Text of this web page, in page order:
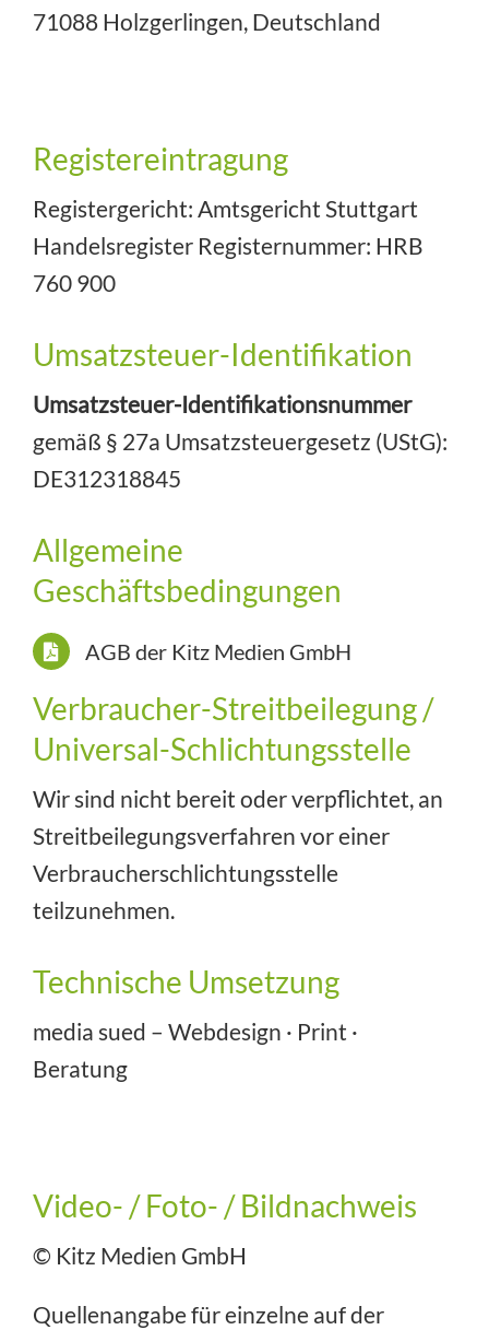
71088 Holzgerlingen, Deutschland
Registereintragung
Registergericht: Amtsgericht Stuttgart
Handelsregister Registernummer: HRB
760 900
Umsatzsteuer-Identifikation
Umsatzsteuer-Identifikationsnummer
gemäß § 27a Umsatzsteuergesetz (UStG):
DE312318845
Allgemeine
Geschäftsbedingungen
AGB der Kitz Medien GmbH
Verbraucher-Streitbeilegung /
Universal-Schlichtungsstelle
Wir sind nicht bereit oder verpflichtet, an
Streitbeilegungsverfahren vor einer
Verbraucherschlichtungsstelle
teilzunehmen.
Technische Umsetzung
media sued – Webdesign · Print ·
Beratung
Video- / Foto- / Bildnachweis
© Kitz Medien GmbH
Quellenangabe für einzelne auf der